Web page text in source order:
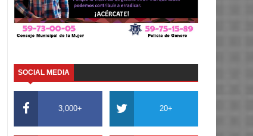
SOCIAL MEDIA
3,000+ 20+